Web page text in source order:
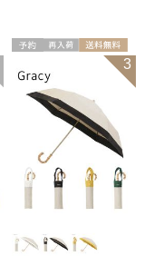
送料無料
ギフト向け
3